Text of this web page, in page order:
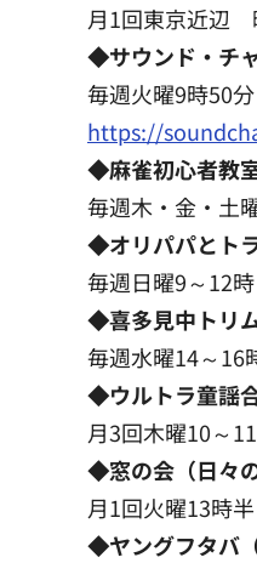
月1回東京近辺
◆サウンド・チ
毎週火曜9時50
https://
◆麻雀初心者教
毎週木・金・土
◆オリパパとト
毎週日曜9～12
◆喜多見中トリ
毎週水曜14～16
◆ウルトラ童謡
月3回木曜10～
◆窓の会（日々
月1回火曜13時
◆ヤングフタバ